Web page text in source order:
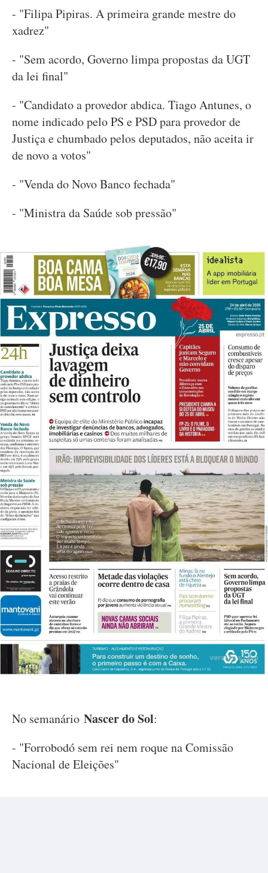
- "Filipa Pipiras. A primeira grande mestre do
xadrez"
- "Sem acordo, Governo limpa propostas da UGT
da lei final"
- "Candidato a provedor abdica. Tiago Antunes, o
nome indicado pelo PS e PSD para provedor de
Justiça e chumbado pelos deputados, não aceita ir
de novo a votos"
- "Venda do Novo Banco fechada"
- "Ministra da Saúde sob pressão"
No semanário Nascer do Sol:
- "Forrobodó sem rei nem roque na Comissão
Nacional de Eleições"